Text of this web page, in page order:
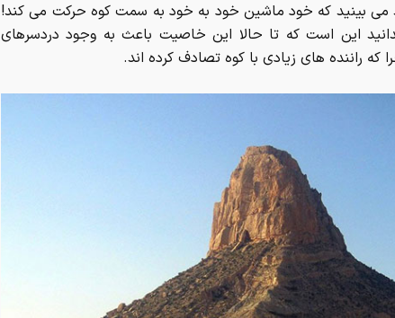
می بینید که خود ماشین خود به خود به سمت کوه حرکت می کند!
این است که تا حالا این خاصیت باعث به وجود دردسرهای
راننده های زیادی با کوه تصادف کرده اند.